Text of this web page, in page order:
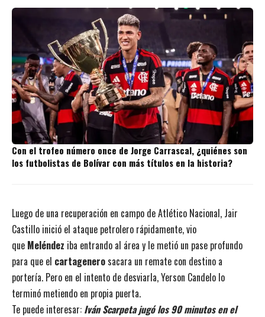
Con el trofeo número once de Jorge Carrascal, ¿quiénes son
los futbolistas de Bolívar con más títulos en la historia?
Luego de una recuperación en campo de Atlético Nacional, Jair
Castillo inició el ataque petrolero rápidamente, vio
que Meléndez iba entrando al área y le metió un pase profundo
para que el cartagenerosacara un remate con destino a
portería. Pero en el intento de desviarla, Yerson Candelo lo
terminó metiendo en propia puerta.
Te puede interesar: Iván Scarpeta jugó los 90 minutos en el